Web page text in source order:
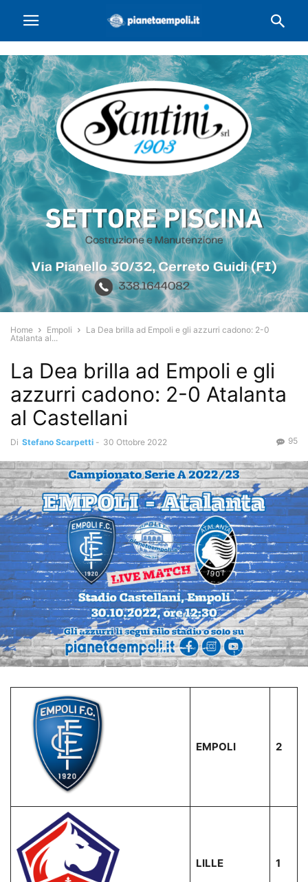
Home Empoli
La Dea brilla ad Empoli e gli azzurri cadono: 2-0
Atalanta al...
La Dea brilla ad Empoli e gli
azzurri cadono: 2-0 Atalanta
al Castellani
Di Stefano Scarpetti - 30 Ottobre 2022 95
EMPOLI 2
LILLE 1